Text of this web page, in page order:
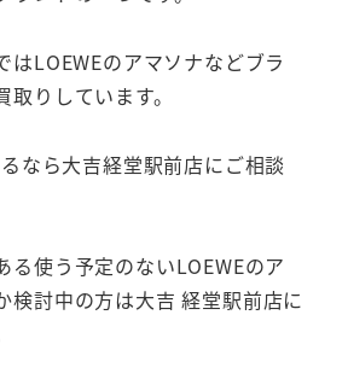
はLOEWEのアマソナなどブラ
りしています。
なら大吉経堂駅前店にご相談
る使う予定のないLOEWEのア
検討中の方は大吉 経堂駅前店に